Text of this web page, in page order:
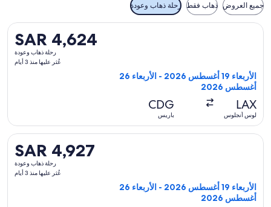
جميع العروض ذهاب فقط رحلة ذهاب وعودة
SAR 4,624
رحلة
3
أيام
SAR 4,624
رحلة ذهاب وعودة
عُثر عليها منذ 3 أيام
الأربعاء 19 أغسطس 2026 - الأربعاء 26
أغسطس 2026
LAX
لوس أنجلوس
CDG
باريس
تحديد رحلة طيران ⁦كيه إل إم⁩ المغادِرة في ⁦الأربعاء 19 أغسطس 2026⁩ من ⁦لوس أنجلوس⁩ إلى ⁦باريس⁩، والعائدة في ⁦الأربعاء 26 أغسطس 2026⁩، بسعر ⁦SAR 4,624⁩ عُثر عليها منذ 3 أيام
SAR 4,927
رحلة
SAR 4,927
رحلة ذهاب وعودة
عُثر عليها منذ 3 أيام
الأربعاء 19 أغسطس 2026 - الأربعاء 26
أغسطس 2026
تحديد رحلة طيران ⁦كيه إل إم⁩ المغادِرة في ⁦الأربعاء 19 أغسطس 2026⁩ من ⁦لوس أنجلوس⁩ إلى ⁦باريس⁩، والعائدة في ⁦الأربعاء 26 أغسطس 2026⁩، بسعر ⁦SAR 4,927⁩ عُثر عليها منذ 3 أيام